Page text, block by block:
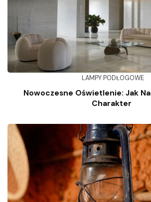
LAMPY PODŁOGOWE
Nowoczesne Oświetlenie: Jak
Charakter